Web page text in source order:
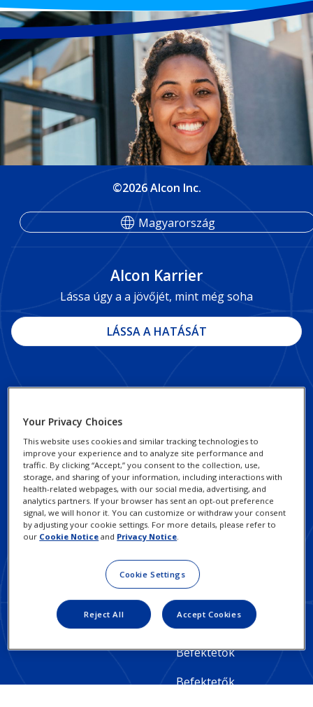
©2026 Alcon Inc.
Alcon Karrier
Lássa úgy a a jövőjét, mint még soha
LÁSSA A HATÁSÁT
2
-
Hungary
fenntarthatóság
Footer
Hungary
Felelős üzleti
Magyarország
Footer
Legal
Links
-
Hungary
Adatvédelmi nyilatkozat
Cookie-nyilatkozat
Gyakorolja adatvédelmi
Befektetők
Befektetők
Your Privacy Choices
This website uses cookies and similar tracking technologies to
improve your experience and to analyze site performance and
traffic. By clicking “Accept,” you consent to the collection, use,
storage, and sharing of your information, including interactions with
health-related webpages, with our social media, advertising, and
analytics partners. If your browser has sent an opt-out preference
signal, we will honor it. You can customize or withdraw your consent
by adjusting your cookie settings. For more details, please refer to
our Cookie Notice and Privacy Notice.
Cookie Settings
Reject All Accept Cookies